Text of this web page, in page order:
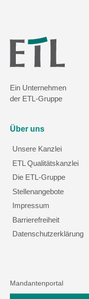
Ein Unternehmen
der ETL-Gruppe
Über uns
Unsere Kanzlei
ETL Qualitätskanzlei
Die ETL-Gruppe
Stellenangebote
Impressum
Barrierefreiheit
Datenschutzerklärung
Mandantenportal